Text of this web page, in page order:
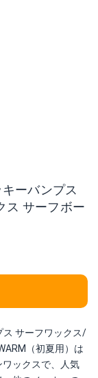
ーバンプス
ス サーフボー
ス サーフワックス/
（初夏用）は
ックスで、人気